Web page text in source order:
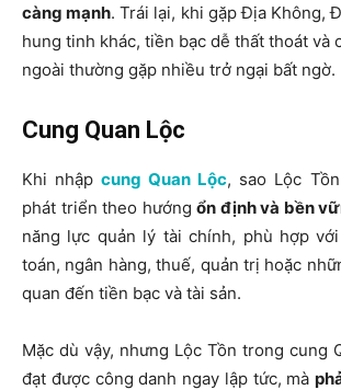
càng mạnh. Trái lại, khi gặp Địa Không,
hung tinh khác, tiền bạc dễ thất thoát và
ngoài thường gặp nhiều trở ngại bất ngờ.
Cung Quan Lộc
Khi nhập cung Quan Lộc, sao Lộc
phát triển theo hướng ổn định và bền
năng lực quản lý tài chính, phù hợp
toán, ngân hàng, thuế, quản trị hoặc
quan đến tiền bạc và tài sản.
Mặc dù vậy, nhưng Lộc Tồn trong cung
đạt được công danh ngay lập tức, mà